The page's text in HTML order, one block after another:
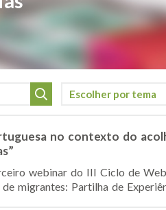
no contexto do
webinar do III Ciclo de
migrantes: Partilha de